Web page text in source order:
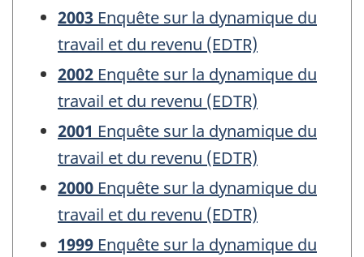
2003 Enquête sur la dynamique du
travail et du revenu (EDTR)
2002 Enquête sur la dynamique du
travail et du revenu (EDTR)
2001 Enquête sur la dynamique du
travail et du revenu (EDTR)
2000 Enquête sur la dynamique du
travail et du revenu (EDTR)
1999 Enquête sur la dynamique du